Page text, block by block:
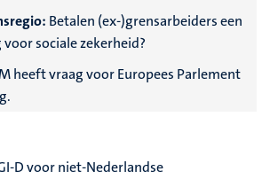
Betalen (ex-)grensarbeiders een
sociale zekerheid?
heeft vraag voor Europees Parlement
D voor niet-Nederlandse